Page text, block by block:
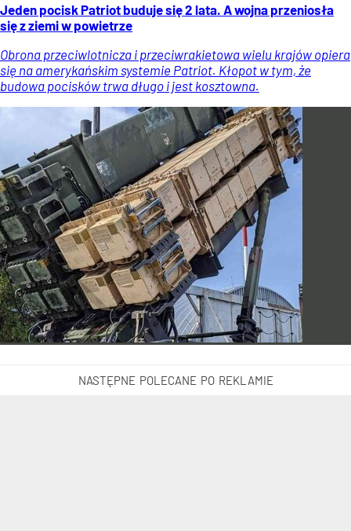
Jeden pocisk Patriot buduje się 2 lata. A wojna przeniosła
się z ziemi w powietrze
Obrona przeciwlotnicza i przeciwrakietowa wielu krajów opiera
się na amerykańskim systemie Patriot. Kłopot w tym, że
budowa pocisków trwa długo i jest kosztowna.